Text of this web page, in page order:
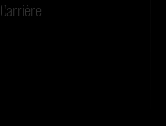
Carrière